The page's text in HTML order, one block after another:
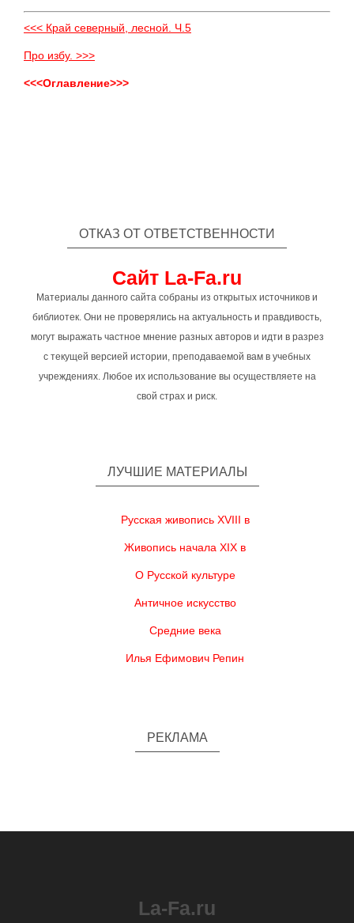
<<< Край северный, лесной. Ч.5
Про избу. >>>
<<<Оглавление>>>
ОТКАЗ ОТ ОТВЕТСТВЕННОСТИ
Сайт La-Fa.ru
Материалы данного сайта собраны из открытых источников и
библиотек. Они не проверялись на актуальность и правдивость,
могут выражать частное мнение разных авторов и идти в разрез
с текущей версией истории, преподаваемой вам в учебных
учреждениях. Любое их использование вы осуществляете на
свой страх и риск.
ЛУЧШИЕ МАТЕРИАЛЫ
Русская живопись XVIII в
Живопись начала XIX в
О Русской культуре
Античное искусство
Средние века
Илья Ефимович Репин
РЕКЛАМА
La-Fa.ru